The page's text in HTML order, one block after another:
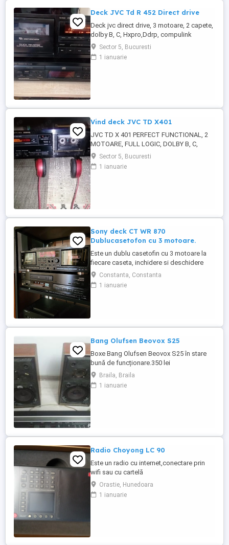
Deck JVC Td R 452 Direct drive
Deck jvc direct drive, 3 motoare, 2 capete,
dolby B, C, Hxpro,Ddrp, compulink
sincronizare 1,cu alte aparate, cd direct,
functi ant, ridicare personala, probe.
Sunet fin, dinamic specific JVC.
Sector 5, Bucuresti
1 ianuarie
Vind deck JVC TD X401
JVC TD X 401 PERFECT FUNCTIONAL, 2
MOTOARE, FULL LOGIC, DOLBY B, C,
SELECTOR METAL, CROME, NORMAL,
IESIRE CASCA, MICROFON INTRARI, I
NPUT BALANCE, INPUT Level, index scan.
Sector 5, Bucuresti
1 ianuarie
Sony deck CT WR 870
Dublucasetofon cu 3 motoare.
Este un dublu casetofin cu 3 motoare la
fiecare caseta, inchidere si deschidere
usă casete digitala, inregistrare pe ambele
parti, poate inregistra de la o sursa pe
ambele casete in acelasi timp. Full digital.
Constanta, Constanta
1 ianuarie
Bang Olufsen Beovox S25
Boxe Bang Olufsen Beovox S25 în stare
bună de funcționare.350 lei
Braila, Braila
1 ianuarie
Radio Choyong LC 90
Este un radio cu internet,conectare prin
wifi sau cu cartelă
telefonică.Recepționează UL,UM,US și
FM.Se poate conecta prin Bluetooth cu
telefonul sau alte dispozitive.Redă muzică
Orastie, Hunedoara
1 ianuarie